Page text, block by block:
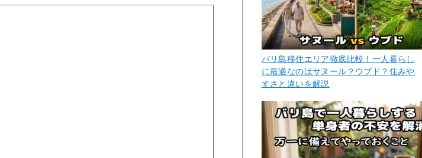
バリ島移住エリア徹底比較！一人暮らし
に最適なのはサヌール？ウブド？住みや
すさと違いを解説